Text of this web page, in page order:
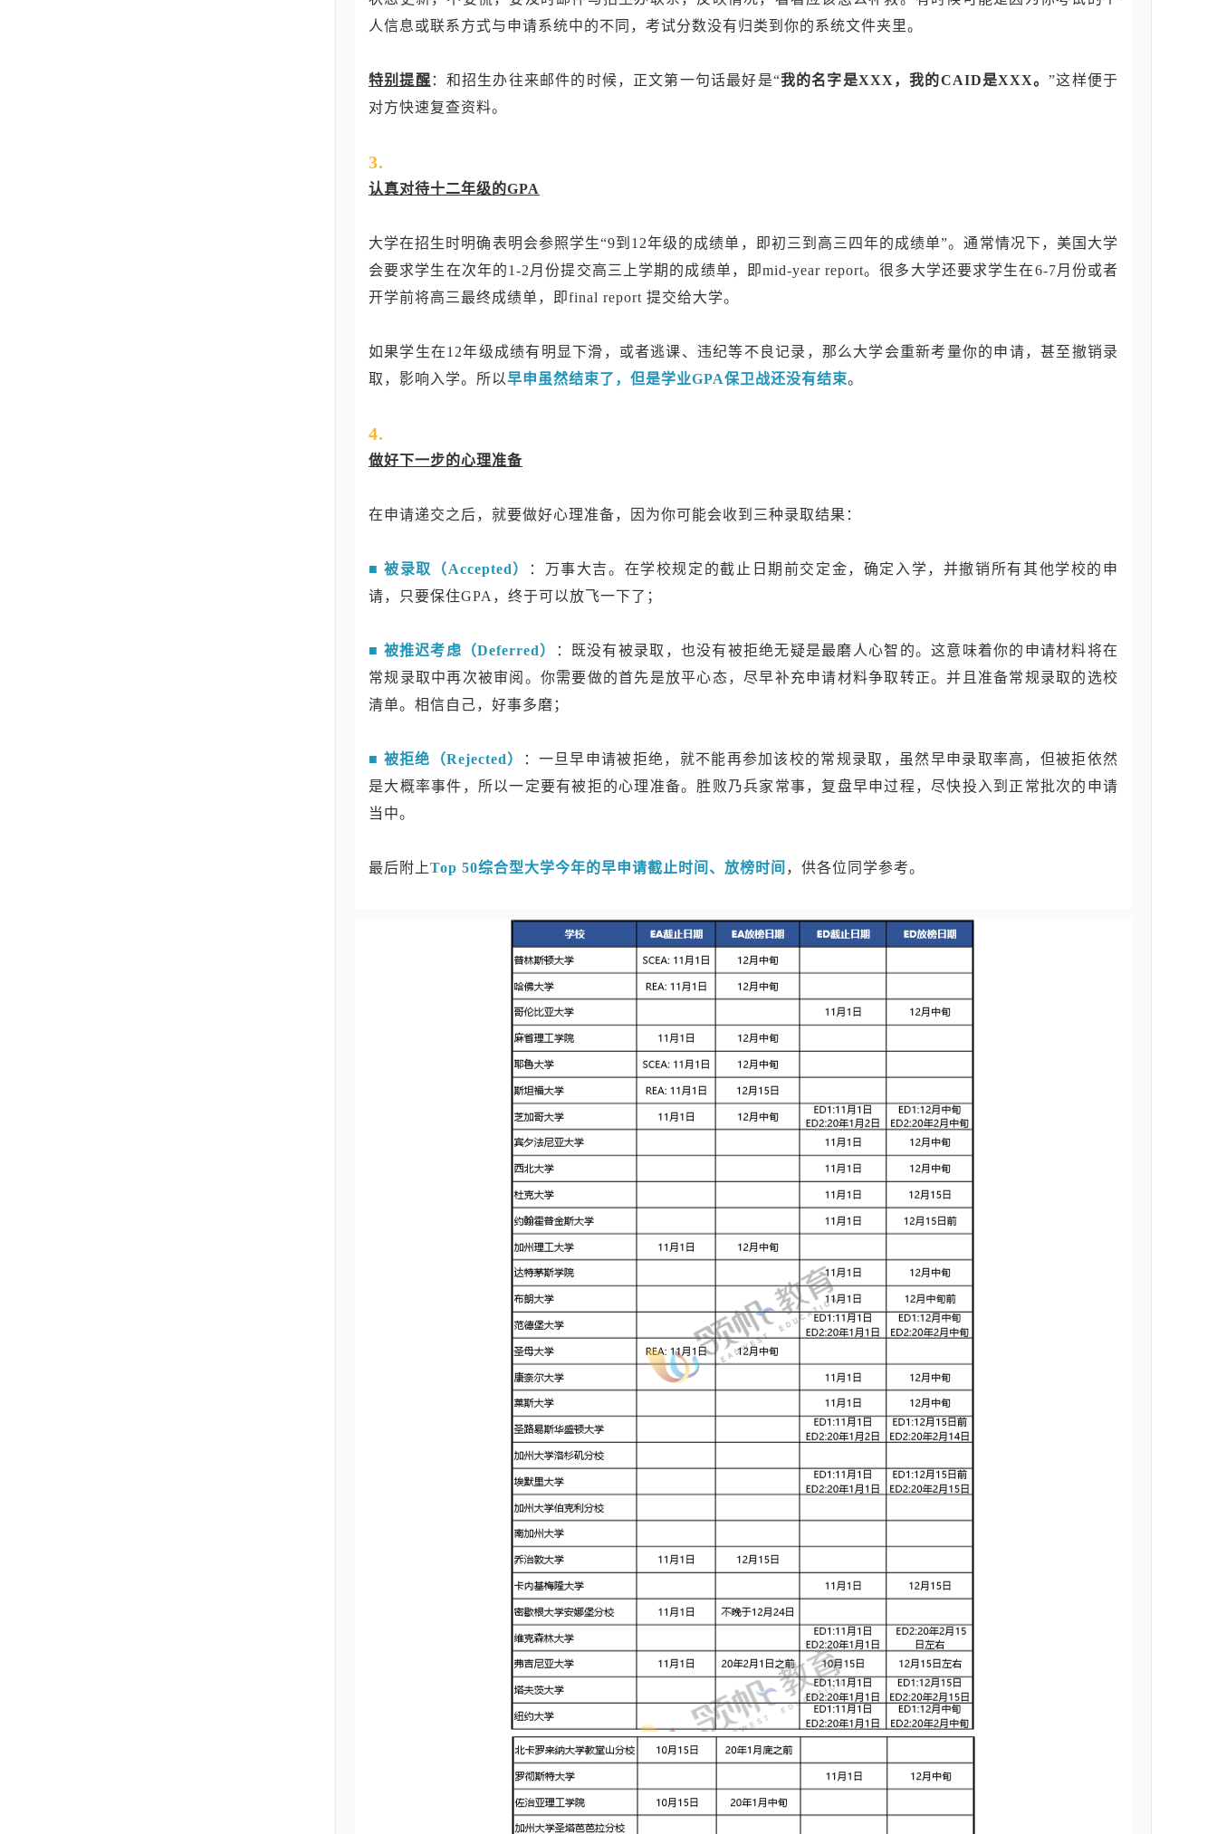
人信息或联系方式与申请系统中的不同，考试分数没有归类到你的系统文件夹里。
特别提醒 ：和招生办往来邮件的时候，正文第一句话最好是“我的名字是XXX，我的CAID是XXX。”这样便于
对方快速复查资料。
3.
认真对待十二年级的GPA
大学在招生时明确表明会参照学生“9到12年级的成绩单，即初三到高三四年的成绩单”。通常情况下，美国大学
会要求学生在次年的1-2月份提交高三上学期的成绩单，即mid-year report。很多大学还要求学生在6-7月份或者
开学前将高三最终成绩单，即final report 提交给大学。
如果学生在12年级成绩有明显下滑，或者逃课、违纪等不良记录，那么大学会重新考量你的申请，甚至撤销录
取，影响入学。所以早申虽然结束了，但是学业GPA保卫战还没有结束。
4.
做好下一步的心理准备
在申请递交之后，就要做好心理准备，因为你可能会收到三种录取结果：
■ 被录取（Accepted）
：万事大吉。在学校规定的截止日期前交定金，确定入学，并撤销所有其他学校的申
请，只要保住GPA，终于可以放飞一下了；
■ 被推迟考虑（Deferred）
：既没有被录取，也没有被拒绝无疑是最磨人心智的。这意味着你的申请材料将在
常规录取中再次被审阅。你需要做的首先是放平心态，尽早补充申请材料争取转正。并且准备常规录取的选校
清单。相信自己，好事多磨；
■ 被拒绝（Rejected）
：一旦早申请被拒绝，就不能再参加该校的常规录取，虽然早申录取率高，但被拒依然
是大概率事件，所以一定要有被拒的心理准备。胜败乃兵家常事，复盘早申过程，尽快投入到正常批次的申请
当中。
最后附上Top 50综合型大学今年的早申请截止时间、放榜时间 ，供各位同学参考。